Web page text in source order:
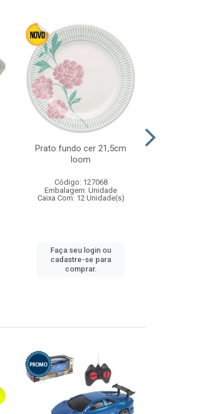
Prato fundo cer 21,5cm
loom
Código: 127068
Embalagem: Unidade
Caixa Com: 12 Unidade(s)
Faça seu login ou
cadastre-se para
comprar.